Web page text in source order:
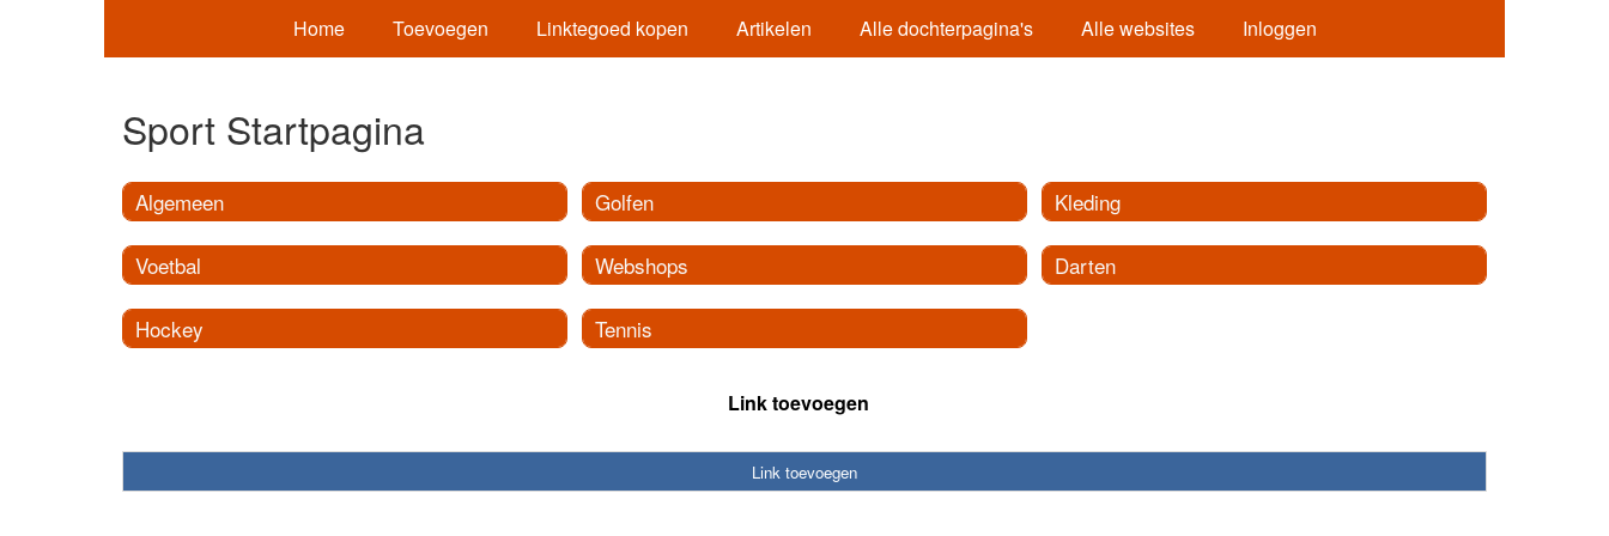
Home Toevoegen Linktegoed kopen Artikelen Alle dochterpagina's Alle websites Inloggen
Sport Startpagina
Algemeen
Voetbal
Hockey
Golfen
Webshops
Tennis
Kleding
Darten
Link toevoegen
Link toevoegen